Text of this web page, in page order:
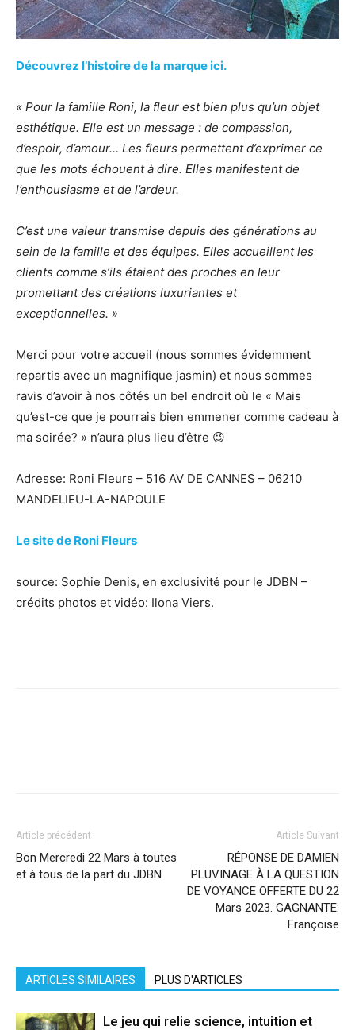
Découvrez l’histoire de la marque ici.
« Pour la famille Roni, la fleur est bien plus qu’un objet
esthétique. Elle est un message : de compassion,
d’espoir, d’amour… Les fleurs permettent d’exprimer ce
que les mots échouent à dire. Elles manifestent de
l’enthousiasme et de l’ardeur.
C’est une valeur transmise depuis des générations au
sein de la famille et des équipes. Elles accueillent les
clients comme s’ils étaient des proches en leur
promettant des créations luxuriantes et
exceptionnelles. »
Merci pour votre accueil (nous sommes évidemment
repartis avec un magnifique jasmin) et nous sommes
ravis d’avoir à nos côtés un bel endroit où le « Mais
qu’est-ce que je pourrais bien emmener comme cadeau à
ma soirée? » n’aura plus lieu d’être 😉
Adresse: Roni Fleurs – 516 AV DE CANNES – 06210
MANDELIEU-LA-NAPOULE
Le site de Roni Fleurs
source: Sophie Denis, en exclusivité pour le JDBN –
crédits photos et vidéo: Ilona Viers.
Article précédent
Bon Mercredi 22 Mars à toutes
et à tous de la part du JDBN
Article Suivant
RÉPONSE DE DAMIEN
PLUVINAGE À LA QUESTION
DE VOYANCE OFFERTE DU 22
Mars 2023. GAGNANTE:
Françoise
ARTICLES SIMILAIRES PLUS D'ARTICLES
Le jeu qui relie science, intuition et